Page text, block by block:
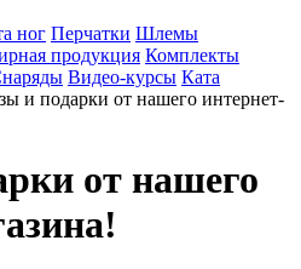
ног Перчатки Шлемы
продукция Комплекты
Видео-курсы Ката
и подарки от нашего интернет-
от нашего